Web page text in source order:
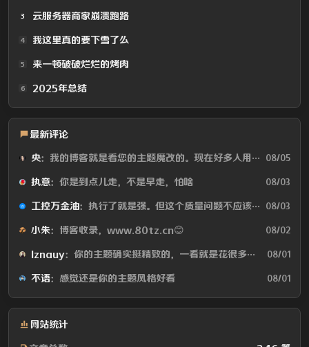
3 云服务器商家崩溃跑路
4 我这里真的要下雪了么
5 来一顿破破烂烂的烤肉
6 2025年总结
最新评论
央：我的博客就是看您的主题魔改的。现在好多人用你这个AI做的，就否定别人... 08/05
执意：你是到点儿走，不是早走，怕啥 08/03
工控万金油：执行了就是强。但这个质量问题不应该由物业或是房产公司来处理吗😂 08/03
小朱：博客收录，www.80tz.cn😊 08/02
lznauy：你的主题确实挺精致的，一看就是花很多时间打磨的，现在都是用AI写代码... 08/01
不语：感觉还是你的主题风格好看 08/01
网站统计